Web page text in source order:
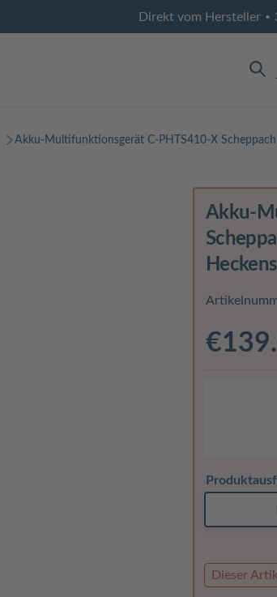
Direkt vom Hersteller •
Akku-Multifunktionsgerät C-PHTS410-X
Akku-
Dieser